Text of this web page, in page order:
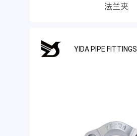
法兰夹
YIDA PIPE FITTINGS